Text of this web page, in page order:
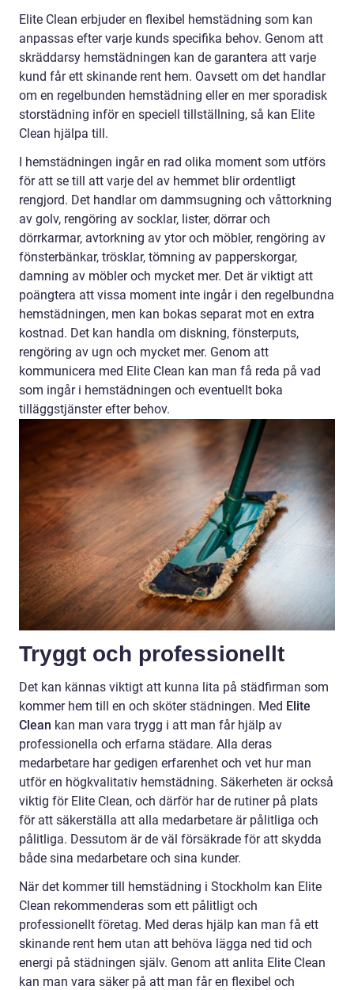
Elite Clean erbjuder en flexibel hemstädning som kan
anpassas efter varje kunds specifika behov. Genom att
skräddarsy hemstädningen kan de garantera att varje
kund får ett skinande rent hem. Oavsett om det handlar
om en regelbunden hemstädning eller en mer sporadisk
storstädning inför en speciell tillställning, så kan Elite
Clean hjälpa till.
I hemstädningen ingår en rad olika moment som utförs
för att se till att varje del av hemmet blir ordentligt
rengjord. Det handlar om dammsugning och våttorkning
av golv, rengöring av socklar, lister, dörrar och
dörrkarmar, avtorkning av ytor och möbler, rengöring av
fönsterbänkar, trösklar, tömning av papperskorgar,
damning av möbler och mycket mer. Det är viktigt att
poängtera att vissa moment inte ingår i den regelbundna
hemstädningen, men kan bokas separat mot en extra
kostnad. Det kan handla om diskning, fönsterputs,
rengöring av ugn och mycket mer. Genom att
kommunicera med Elite Clean kan man få reda på vad
som ingår i hemstädningen och eventuellt boka
tilläggstjänster efter behov.
Tryggt och professionellt
Det kan kännas viktigt att kunna lita på städfirman som
kommer hem till en och sköter städningen. Med Elite
Clean kan man vara trygg i att man får hjälp av
professionella och erfarna städare. Alla deras
medarbetare har gedigen erfarenhet och vet hur man
utför en högkvalitativ hemstädning. Säkerheten är också
viktig för Elite Clean, och därför har de rutiner på plats
för att säkerställa att alla medarbetare är pålitliga och
pålitliga. Dessutom är de väl försäkrade för att skydda
både sina medarbetare och sina kunder.
När det kommer till hemstädning i Stockholm kan Elite
Clean rekommenderas som ett pålitligt och
professionellt företag. Med deras hjälp kan man få ett
skinande rent hem utan att behöva lägga ned tid och
energi på städningen själv. Genom att anlita Elite Clean
kan man vara säker på att man får en flexibel och